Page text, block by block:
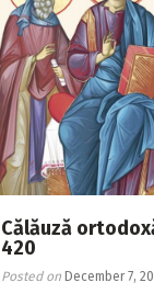
Călăuză
420
Posted on December 7,